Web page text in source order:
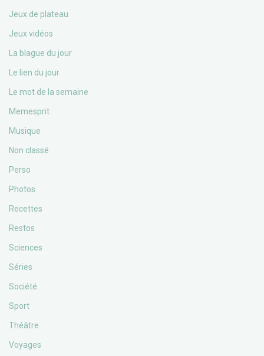
Jeux de plateau
Jeux vidéos
La blague du jour
Le lien du jour
Le mot de la semaine
Memesprit
Musique
Non classé
Perso
Photos
Recettes
Restos
Sciences
Séries
Société
Sport
Théâtre
Voyages